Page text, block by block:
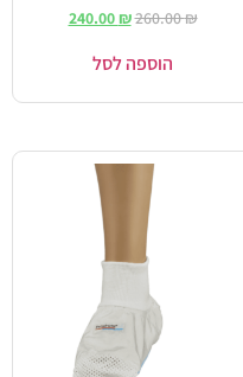
260.00₪
240.00₪
הוספה לסל